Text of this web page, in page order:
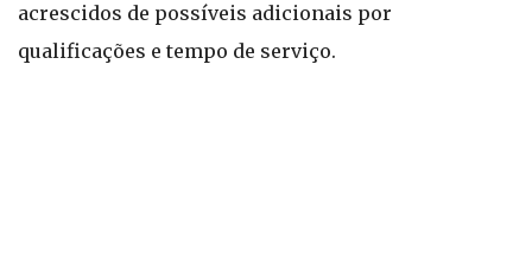
acrescidos de possíveis adicionais por
qualificações e tempo de serviço.